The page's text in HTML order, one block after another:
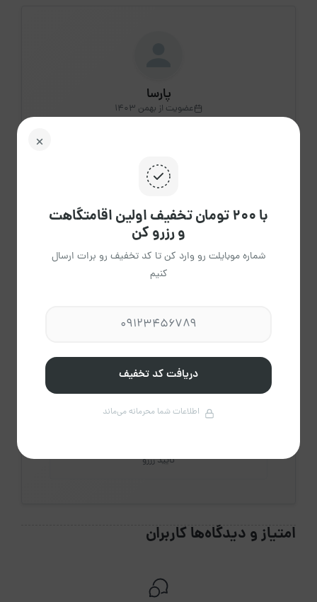
پارسا
عضویت از بهمن 1403
3
اقامتگاه فعال
میانگین پاسخ
تایید رزرو
امتیاز و دیدگاه‌ها کاربران
با ۲۰۰ تومان تخفیف اولین اقامتگاهت
و رزرو کن
شماره موبایلت رو وارد کن تا کد تخفیف رو برات ارسال
کنیم
دریافت کد تخفیف
اطلاعات شما محرمانه می‌ماند